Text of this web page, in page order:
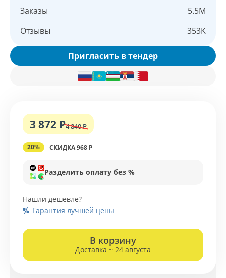
Заказы
5.5M
Отзывы
353K
Пригласить в тендер
3 872 Р4 840 Р
20% СКИДКА 968 Р
Разделить оплату без %
Нашли дешевле?
Гарантия лучшей цены
В корзину
Доставка ~ 24 августа